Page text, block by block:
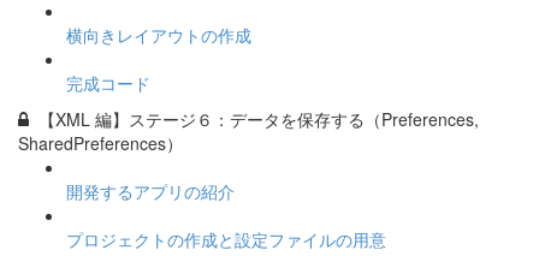
横向きレイアウトの作成
完成コード
【XML 編】ステージ６：データを保存する（Preferences,
SharedPreferences）
開発するアプリの紹介
プロジェクトの作成と設定ファイルの用意